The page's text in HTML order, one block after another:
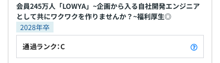
会員245万人「LOWYA」~企画から入る自社開発エンジニア
として共にワクワクを作りませんか？~福利厚生◎
2028年卒
通過ランク：C